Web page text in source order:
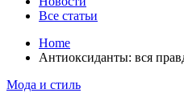
Все статьи
Home
Антиоксиданты: вся
Мода и стиль